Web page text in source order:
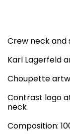
Crew neck and
Karl Lagerfeld
Choupette
Contrast logo
neck
Composition: